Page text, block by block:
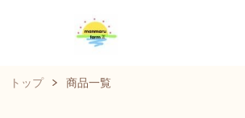
トップ 商品一覧